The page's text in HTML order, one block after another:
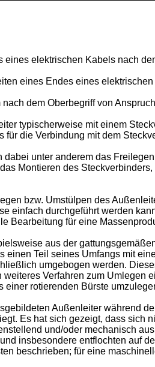
elektrischen Kabels nach
eines Endes eines
dem Oberbegriff von
typischerweise mit einem
die Verbindung mit dem
unter anderem das
Montieren des
bzw. Umstülpen des
einfach durchgeführt werden
Bearbeitung für eine
aus der
Teil seines Umfangs mit
umgebogen werden.
Verfahren zum Umlegen
einer rotierenden Bürste
Außenleiter während
Es hat sich gezeigt, dass sich
und/oder mechanisch
insbesondere entflochten auf
beschrieben; für eine